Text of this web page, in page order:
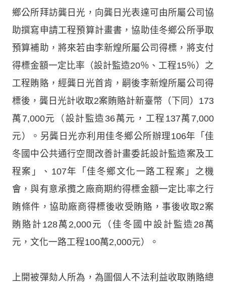
鄉公所拜訪龔日光，向龔日光表達可由所屬公司協
助撰寫申請工程預算計畫書，協助佳冬鄉公所爭取
預算補助，將來若由李新煌所屬公司得標，將支付
得標金額一定比率（設計監造20％、工程15％）之
工程賄賂，經龔日光首肯，嗣後李新煌所屬公司得
標後，龔日光計收取2案賄賂計新臺幣（下同）173
萬7,000元（設計監造36萬元，工程137萬7,000
元）。另龔日光亦利用佳冬鄉公所辦理106年「佳
冬國中公共通行空間改善計畫委託設計監造案及工
程案」、107年「佳冬鄉文化一路工程案」之機
會，與有意承攬之廠商期約得標金額一定比率之行
賄條件，協助廠商得標後收受賄賂，事後收取2案
賄賂計128萬2,000元（佳冬國中設計監造28萬
元，文化一路工程100萬2,000元）。
上開被彈劾人所為，為圖個人不法利益收取賄賂總